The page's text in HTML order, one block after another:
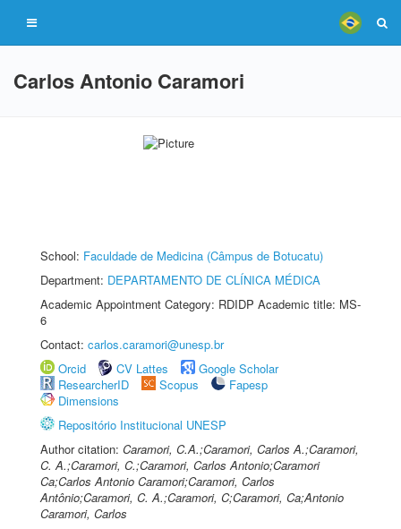
Carlos Antonio Caramori
School: Faculdade de Medicina (Câmpus de Botucatu)
Department: DEPARTAMENTO DE CLÍNICA MÉDICA
Academic Appointment Category: RDIDP Academic title: MS-
6
Contact: carlos.caramori@unesp.br
Orcid
CV Lattes
Google Scholar
ResearcherID
Scopus
Fapesp
Dimensions
Repositório Institucional UNESP
Author citation: Caramori, C.A.;Caramori, Carlos A.;Caramori,
C. A.;Caramori, C.;Caramori, Carlos Antonio;Caramori
Ca;Carlos Antonio Caramori;Caramori, Carlos
Antônio;Caramori, C. A.;Caramori, C;Caramori, Ca;Antonio
Caramori, Carlos